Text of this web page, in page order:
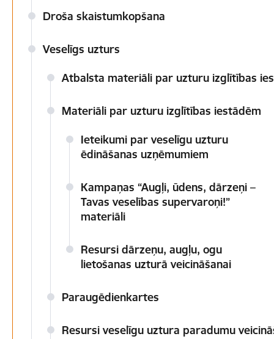
Droša skaistumkopšana
Veselīgs uzturs
Atbalsta materiāli par uzturu izglītības
Materiāli par uzturu izglītības iestādēm
Ieteikumi par veselīgu uzturu
ēdināšanas uzņēmumiem
Kampaņas “Augļi, ūdens, dārzeņi –
Tavas veselības supervaroņi!”
materiāli
Resursi dārzeņu, augļu, ogu
lietošanas uzturā veicināšanai
Paraugēdienkartes
Resursi veselīgu uztura paradumu